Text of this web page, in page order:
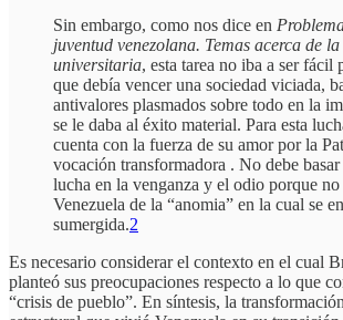
Sin embargo, como nos dice en
juventud venezolana. Temas acerca de
universitaria, esta tarea no iba a ser fácil
que debía vencer una sociedad viciada,
antivalores plasmados sobre todo en la
se le daba al éxito material. Para esta
cuenta con la fuerza de su amor por la
vocación transformadora . No debe basar
lucha en la venganza y el odio porque no
Venezuela de la “anomia” en la cual se
sumergida.2
Es necesario considerar el contexto en el cual
planteó sus preocupaciones respecto a lo que
“crisis de pueblo”. En síntesis, la